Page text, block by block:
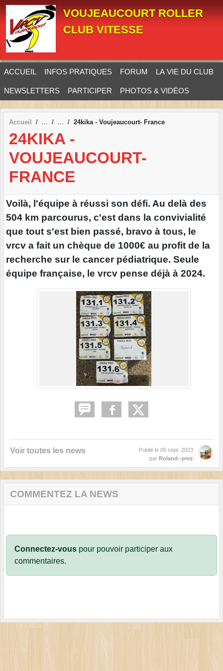
VOUJEAUCOURT ROLLER
CLUB VITESSE
ACCUEIL INFOS PRATIQUES FORUM LA VIE DU CLUB
NEWSLETTERS PARTICIPER PHOTOS & VIDÉOS
Accueil 24kika - Voujeaucourt- France
24KIKA -
VOUJEAUCOURT-
FRANCE
Voilà, l'équipe à réussi son défi. Au delà des
504 km parcourus, c'est dans la convivialité
que tout s'est bien passé, bravo à tous, le
vrcv a fait un chèque de 1000€ au profit de la
recherche sur le cancer pédiatrique. Seule
équipe française, le vrcv pense déjà à 2024.
Voir toutes les news Publié le 05 sept. 2023
par Roland--prez
COMMENTEZ LA NEWS
Connectez-vous pour pouvoir participer aux
commentaires.
Panneau de gestion des cookies